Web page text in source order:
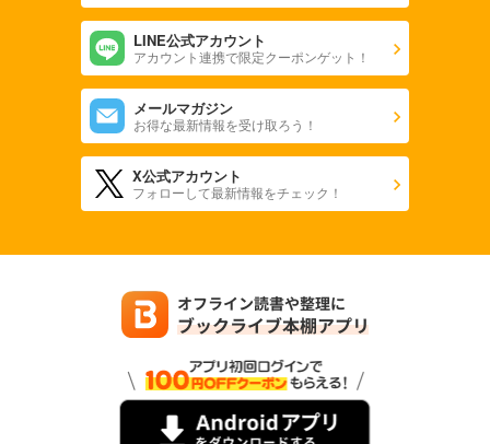
LINE公式アカウント
アカウント連携で限定クーポンゲット！
メールマガジン
お得な最新情報を受け取ろう！
X公式アカウント
フォローして最新情報をチェック！